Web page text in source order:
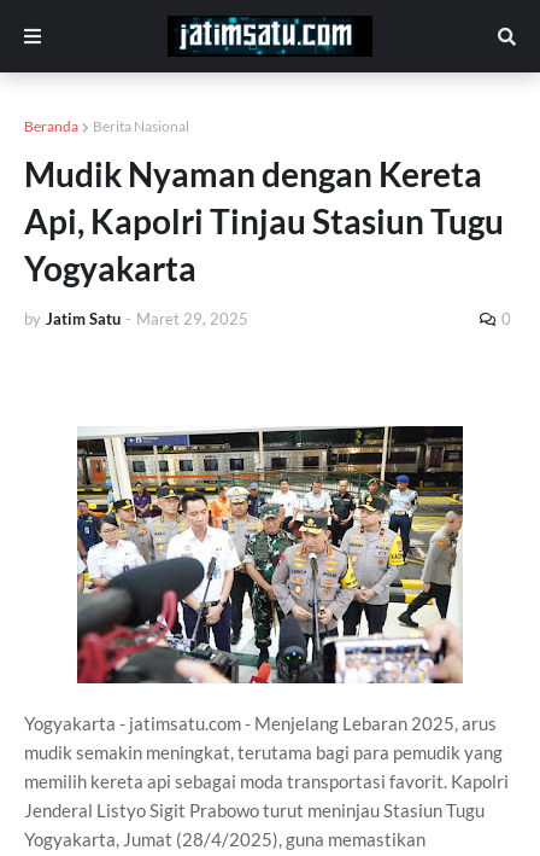
Beranda Berita Nasional
Mudik Nyaman dengan Kereta
Api, Kapolri Tinjau Stasiun Tugu
Yogyakarta
by Jatim Satu - Maret 29, 2025 0
Yogyakarta - jatimsatu.com - Menjelang Lebaran 2025, arus
mudik semakin meningkat, terutama bagi para pemudik yang
memilih kereta api sebagai moda transportasi favorit. Kapolri
Jenderal Listyo Sigit Prabowo turut meninjau Stasiun Tugu
Yogyakarta, Jumat (28/4/2025), guna memastikan